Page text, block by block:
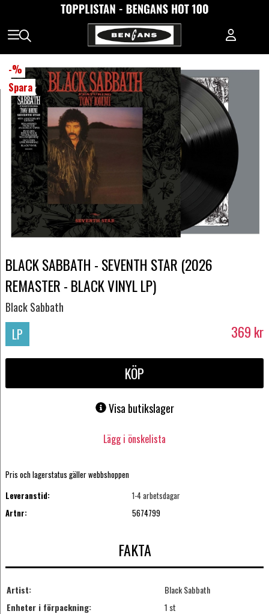
-%
Spara
BLACK SABBATH - SEVENTH STAR (2026
REMASTER - BLACK VINYL LP)
Black Sabbath
LP 369 kr
KÖP
Visa butikslager
Lägg i önskelista
Pris och lagerstatus gäller webbshoppen
Leveranstid:
1-4 arbetsdagar
Artnr:
5674799
FAKTA
Artist:
Black Sabbath
Enheter i förpackning:
1 st